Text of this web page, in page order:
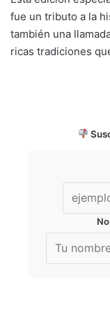
fue un tributo a la
también una
ricas tradiciones